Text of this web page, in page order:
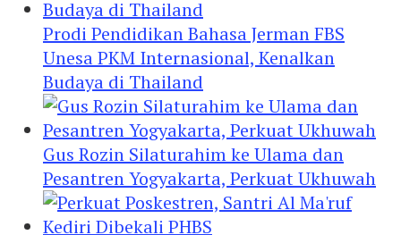
Prodi Pendidikan Bahasa Jerman FBS
Unesa PKM Internasional, Kenalkan
Budaya di Thailand
Gus Rozin Silaturahim ke Ulama dan
Pesantren Yogyakarta, Perkuat Ukhuwah